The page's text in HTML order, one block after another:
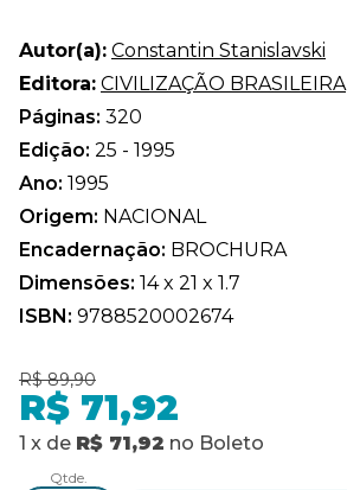
Autor(a): Constantin Stanislavski
Editora: CIVILIZAÇÃO BRASILEIRA
Páginas: 320
Edição: 25 - 1995
Ano: 1995
Origem: NACIONAL
Encadernação: BROCHURA
Dimensões: 14 x 21 x 1.7
ISBN: 9788520002674
R$ 89,90
R$ 71,92
1 x de R$ 71,92 no Boleto
Qtde.